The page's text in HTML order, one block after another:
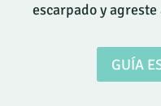
escarpado y
GUÍA